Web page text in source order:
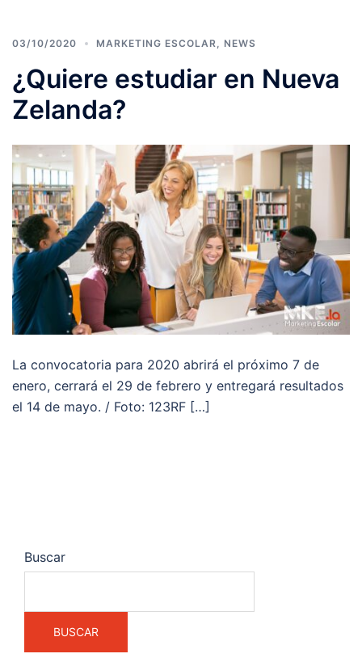
03/10/2020 MARKETING ESCOLAR NEWS
¿Quiere estudiar en Nueva
Zelanda?
La convocatoria para 2020 abrirá el próximo 7 de
enero, cerrará el 29 de febrero y entregará resultados
el 14 de mayo. / Foto: 123RF […]
Buscar
BUSCAR